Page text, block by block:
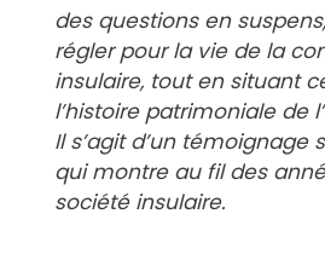
des questions en
régler pour la vie de la
insulaire, tout en situant
l’histoire patrimoniale de
Il s’agit d’un témoignage
qui montre au fil des
société insulaire.